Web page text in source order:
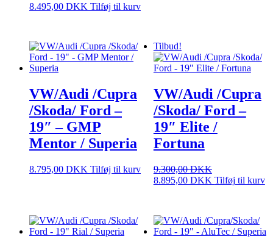
8.495,00 DKK Tilføj til kurv
VW/Audi /Cupra
/Skoda/ Ford –
19″ – GMP
Mentor / Superia
8.795,00 DKK Tilføj til kurv
Tilbud!
VW/Audi /Cupra
/Skoda/ Ford –
19″ Elite /
Fortuna
9.300,00DKK
Den
9.300,00 DKK.
8.895,00 DKKDen
8.895,00 DKK.
Tilføj til kurv